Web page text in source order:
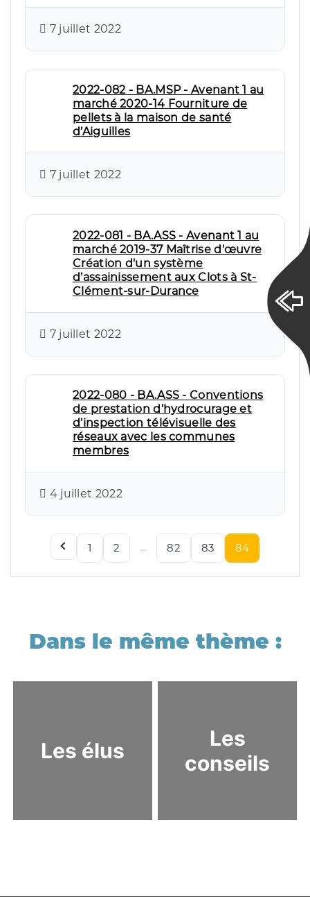
7 juillet 2022
2022-082 - BA.MSP - Avenant 1 au
marché 2020-14 Fourniture de
pellets à la maison de santé
d’Aiguilles
7 juillet 2022
2022-081 - BA.ASS - Avenant 1 au
marché 2019-37 Maîtrise d’œuvre
Création d'un système
d’assainissement aux Clots à St-
Clément-sur-Durance
7 juillet 2022
2022-080 - BA.ASS - Conventions
de prestation d’hydrocurage et
d’inspection télévisuelle des
réseaux avec les communes
membres
4 juillet 2022
1 2 … 82 83 84
Les élus
Les
conseils